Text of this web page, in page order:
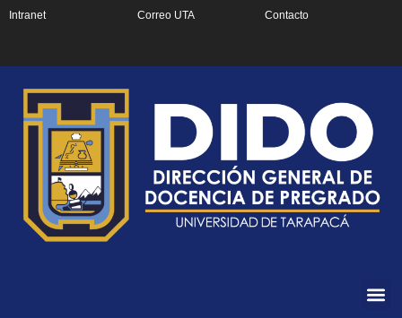
Intranet Correo UTA Contacto